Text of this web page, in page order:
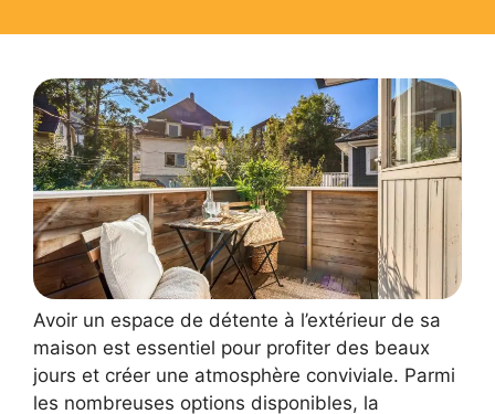
Avoir un espace de détente à l’extérieur de sa
maison est essentiel pour profiter des beaux
jours et créer une atmosphère conviviale. Parmi
les nombreuses options disponibles, la